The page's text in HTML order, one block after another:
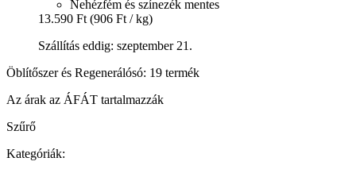
Nehézfém és színezék mentes
13.590 Ft (906 Ft / kg)
Szállítás eddig: szeptember 21.
Öblítőszer és Regenerálósó: 19 termék
Az árak az ÁFÁT tartalmazzák
Szűrő
Kategóriák: